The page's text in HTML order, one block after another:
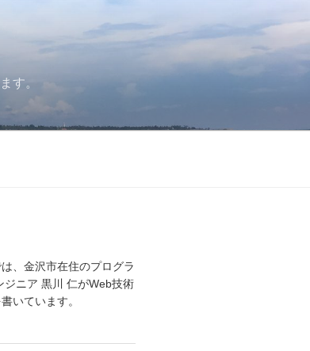
す。
、金沢市在住のプログラ
ジニア 黒川 仁がWeb技術
いています。